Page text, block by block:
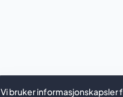
Vi bruker